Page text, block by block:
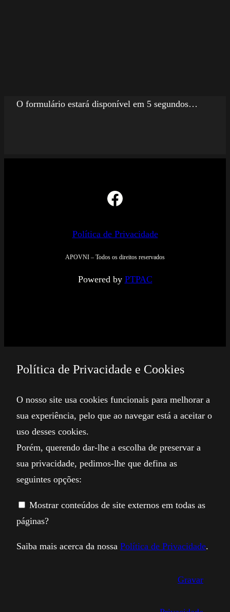
O formulário estará disponível em 5 segundos…
Facebook
Política de Privacidade
APOVNI – Todos os direitos reservados
Powered by PTPAC
Política de Privacidade e Cookies
O nosso site usa cookies funcionais para melhorar a
sua experiência, pelo que ao navegar está a aceitar o
uso desses cookies.
Porém, querendo dar-lhe a escolha de preservar a
sua privacidade, pedimos-lhe que defina as
seguintes opções:
Mostrar conteúdos de site externos em todas as
páginas?
Saiba mais acerca da nossa Política de Privacidade.
Gravar